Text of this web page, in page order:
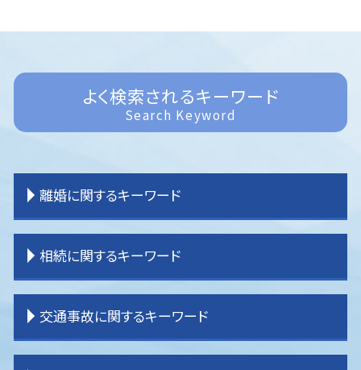
よく検索されるキーワード
Search Keyword
離婚に関するキーワード
離婚 戸籍
離婚 教育費
離婚 共有財産
離婚 証人
相続に関するキーワード
相続 調停
相続 手続き
交通事故に関するキーワード